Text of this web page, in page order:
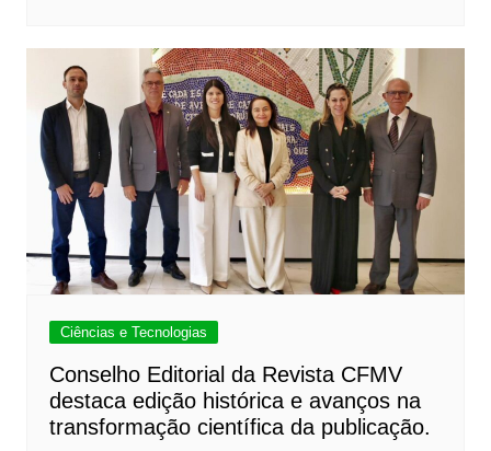
Ciências e Tecnologias
Conselho Editorial da Revista CFMV
destaca edição histórica e avanços na
transformação científica da publicação.